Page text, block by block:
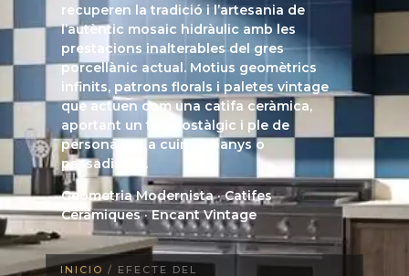
recuperen la tradició i l’artesania de
l’autèntic mosaic hidràulic amb les
prestacions inalterables del gres
porcellànic actual. Motius geomètrics
infinits, patrons florals i paletes vintage
que actuen com una catifa ceràmica,
aportant un toc nostàlgic i ple de
personalitat a cuines, banys o
passadissos.
Geometria Modernista · Catifes
Ceràmiques · Encant Vintage
INICIO / EFECTE DEL